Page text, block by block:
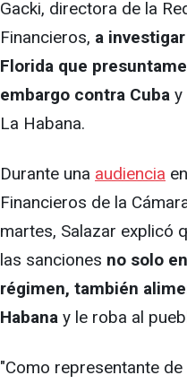
Gacki, directora de la
Financieros, a
Florida que
embargo contra Cuba y
La Habana.
Durante una audiencia
Financieros de la
martes, Salazar explicó
las sanciones no solo
régimen, también
Habana y le roba al
"Como representante